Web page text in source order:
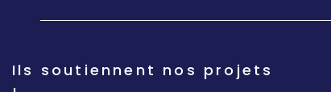
Ils soutiennent nos projets